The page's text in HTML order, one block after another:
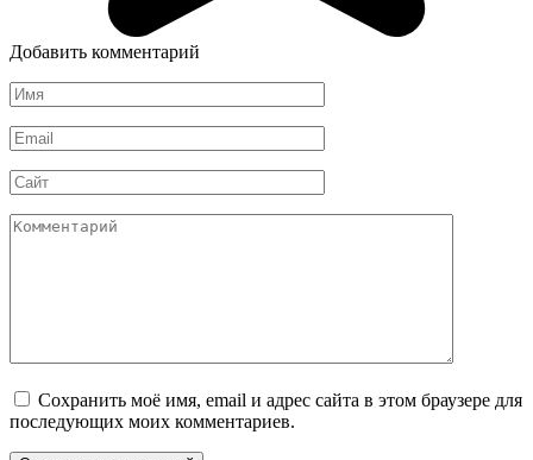
Добавить комментарий
Имя
*
Email
*
Сайт
Комментарий
Сохранить моё имя, email и адрес сайта в этом браузере для
последующих моих комментариев.